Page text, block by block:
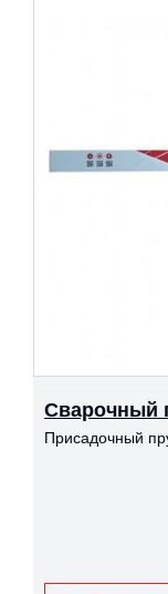
Сварочный
Присадочный